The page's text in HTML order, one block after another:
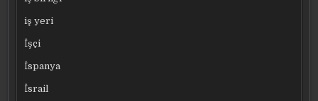
iş yeri
İşçi
İspanya
İsrail